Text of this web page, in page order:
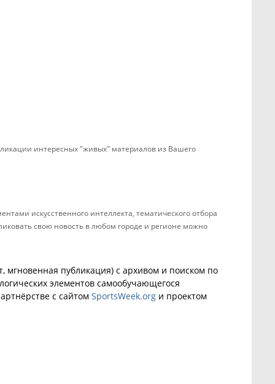
интересных "живых" материалов из Вашего
искусственного интеллекта, тематического отбора
свою новость в любом городе и регионе можно
публикация) с архивом и поиском по
элементов самообучающегося
с сайтом SportsWeek.org и проектом